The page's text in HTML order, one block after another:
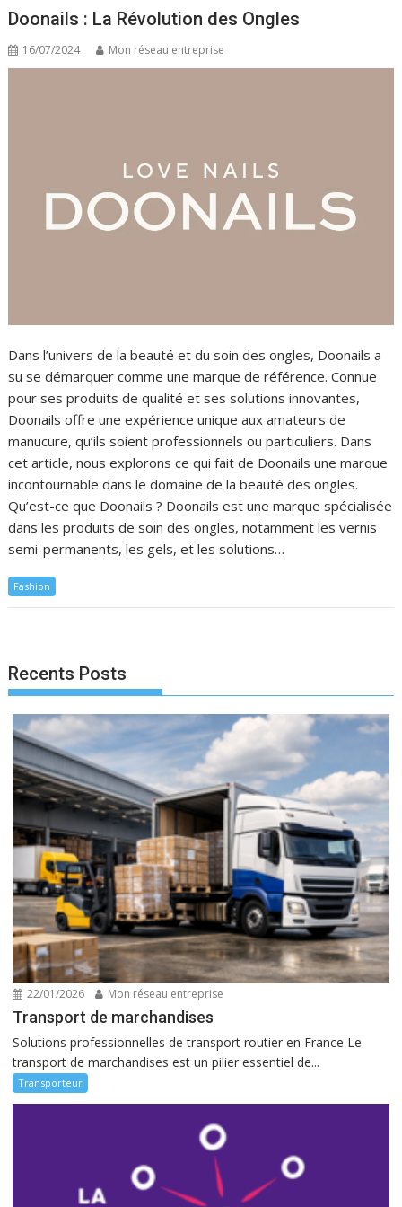
Doonails : La Révolution des Ongles
16/07/2024 Mon réseau entreprise
Dans l’univers de la beauté et du soin des ongles, Doonails a
su se démarquer comme une marque de référence. Connue
pour ses produits de qualité et ses solutions innovantes,
Doonails offre une expérience unique aux amateurs de
manucure, qu’ils soient professionnels ou particuliers. Dans
cet article, nous explorons ce qui fait de Doonails une marque
incontournable dans le domaine de la beauté des ongles.
Qu’est-ce que Doonails ? Doonails est une marque spécialisée
dans les produits de soin des ongles, notamment les vernis
semi-permanents, les gels, et les solutions…
Fashion
Recents Posts
22/01/2026 Mon réseau entreprise
Transport de marchandises
Solutions professionnelles de transport routier en France Le
transport de marchandises est un pilier essentiel de...
Transporteur